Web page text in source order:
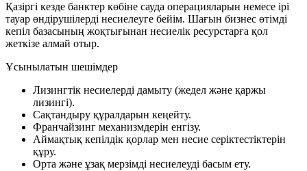
Қазіргі кезде банктер көбіне сауда операцияларын немесе ірі
тауар өндірушілерді несиелеуге бейім. Шағын бизнес өтімді
кепіл базасының жоқтығынан несиелік ресурстарға қол
жеткізе алмай отыр.
Ұсынылатын шешімдер
Лизингтік несиелерді дамыту (жедел және қаржы
лизингі).
Сақтандыру құралдарын кеңейту.
Франчайзинг механизмдерін енгізу.
Аймақтық кепілдік қорлар мен несие серіктестіктерін
құру.
Орта және ұзақ мерзімді несиелеуді басым ету.